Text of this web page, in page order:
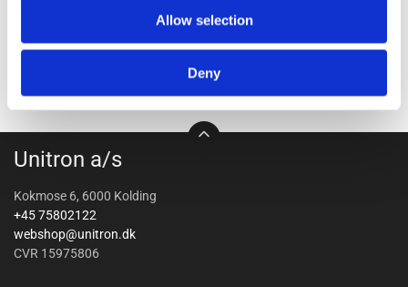
Allow selection
Deny
Unitron a/s
Kokmose 6, 6000 Kolding
+45 75802122
webshop@unitron.dk
CVR 15975806